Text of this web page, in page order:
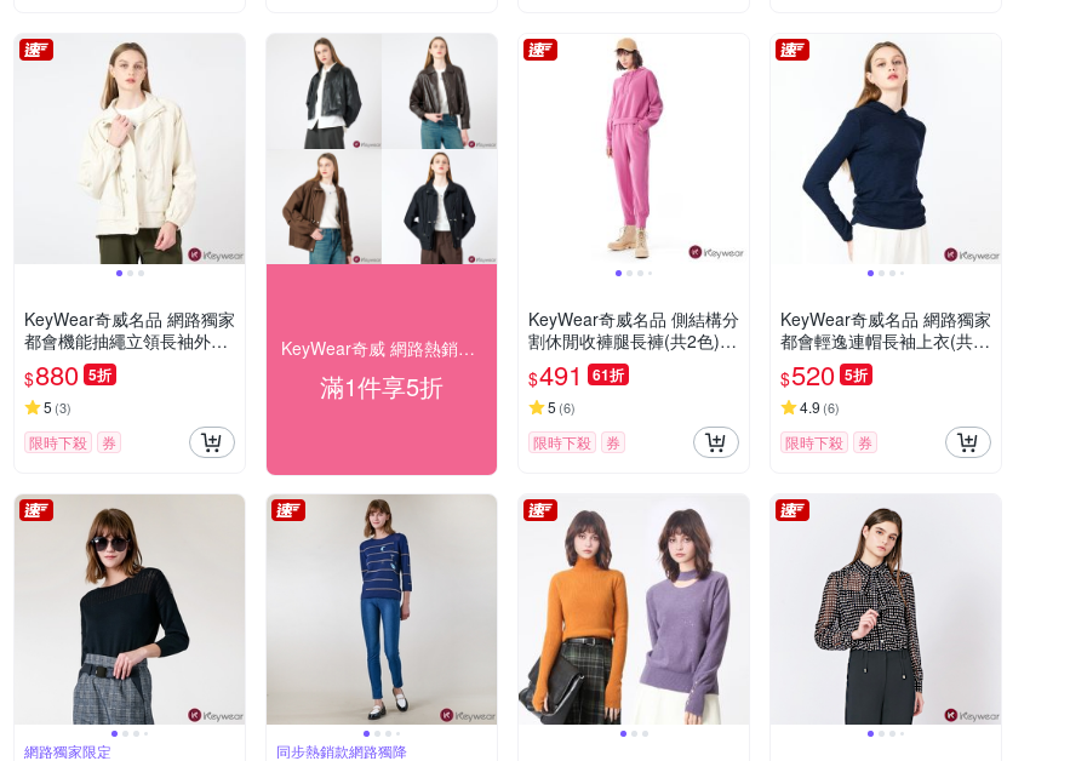
KeyWear奇威名品 網路獨家
都會機能抽繩立領長袖外套
(共3色)-米色
$880 5折
5 (3)
限時下殺 券
KeyWear奇威 網路熱銷限時50% off
滿1件享5折
KeyWear奇威名品 側結構分
割休閒收褲腿長褲(共2色)-
紫紅色
$491 61折
5 (6)
限時下殺 券
KeyWear奇威名品 網路獨家
都會輕逸連帽長袖上衣(共2
色)-深藍色
$520 5折
4.9 (6)
限時下殺 券
網路獨家限定 同步熱銷款網路獨降